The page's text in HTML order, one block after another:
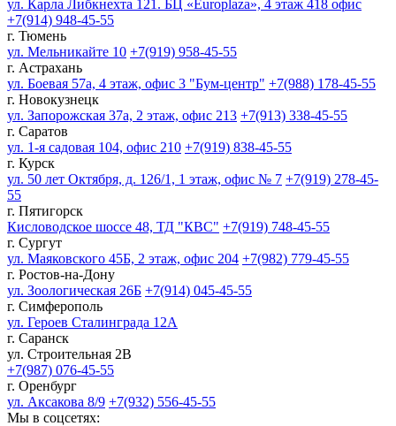
ул. Карла Либкнехта 121. БЦ «Europlaza», 4 этаж 418 офис
+7(914) 948-45-55
г. Тюмень
ул. Мельникайте 10 +7(919) 958-45-55
г. Астрахань
ул. Боевая 57а, 4 этаж, офис 3 "Бум-центр" +7(988) 178-45-55
г. Новокузнецк
ул. Запорожская 37а, 2 этаж, офис 213 +7(913) 338-45-55
г. Саратов
ул. 1-я садовая 104, офис 210 +7(919) 838-45-55
г. Курск
ул. 50 лет Октября, д. 126/1, 1 этаж, офис № 7 +7(919) 278-45-
55
г. Пятигорск
Кисловодское шоссе 48, ТД "КВС" +7(919) 748-45-55
г. Сургут
ул. Маяковского 45Б, 2 этаж, офис 204 +7(982) 779-45-55
г. Ростов-на-Дону
ул. Зоологическая 26Б +7(914) 045-45-55
г. Симферополь
ул. Героев Сталинграда 12А
г. Саранск
ул. Строительная 2В
+7(987) 076-45-55
г. Оренбург
ул. Аксакова 8/9 +7(932) 556-45-55
Мы в соцсетях: